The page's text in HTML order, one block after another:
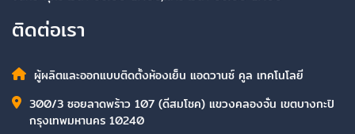
ติดต่อเรา
ผู้ผลิตและออกแบบติดตั้งห้องเย็น แอดวานซ์ คูล เทคโนโลยี
300/3 ซอยลาดพร้าว 107 (ดีสมโชค) แขวงคลองจั่น เขตบางกะปิ
กรุงเทพมหานคร 10240